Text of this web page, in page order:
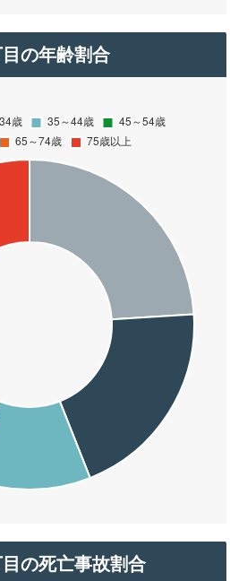
の年齢割合
の死亡事故割合